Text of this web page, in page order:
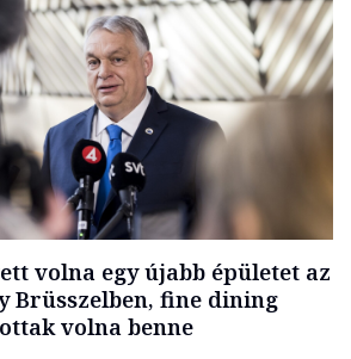
volna egy újabb épületet az
Brüsszelben, fine dining
volna benne